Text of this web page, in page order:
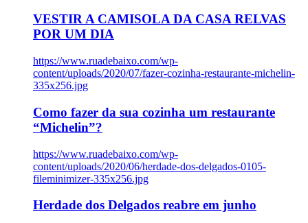
VESTIR A CAMISOLA DA CASA RELVAS
POR UM DIA
https://www.ruadebaixo.com/wp-
content/uploads/2020/07/fazer-cozinha-restaurante-michelin-
335x256.jpg
Como fazer da sua cozinha um restaurante
“Michelin”?
https://www.ruadebaixo.com/wp-
content/uploads/2020/06/herdade-dos-delgados-0105-
fileminimizer-335x256.jpg
Herdade dos Delgados reabre em junho